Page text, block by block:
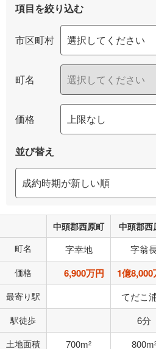
項目を絞り込む
市区町村
町名
価格
並び替え
中頭郡西原町 中頭郡西
町名
字幸地 字翁
価格 6,900万円 1億8,000
最寄り駅 てだこ
駅徒歩 6分
土地面積 700m2 800m